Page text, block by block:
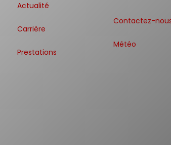
Actualité
Carrière
Prestations
Contactez-
Météo